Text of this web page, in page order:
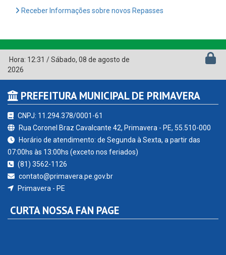
PREFEITURA MUNICIPAL DE PRIMAVERA
Rua Coronel Braz Cavalcante 42, Primavera - PE, 55.510-000
Horário de atendimento: de Segunda à Sexta, a partir das
07:00hs às 13:00hs (exceto nos feriados)
Primavera - PE
CURTA NOSSA FAN PAGE